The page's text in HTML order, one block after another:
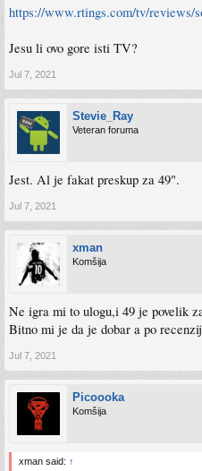
https://www.rtings.com/tv/reviews/
Jesu li ovo gore isti TV?
Jul 7, 2021
Stevie_Ray
Veteran foruma
Jest. Al je fakat preskup za 49".
Jul 7, 2021
xman
Komšija
Ne igra mi to ulogu,i 49 je povelik
Bitno mi je da je dobar a po
Jul 7, 2021
Picoooka
Komšija
xman said: ↑